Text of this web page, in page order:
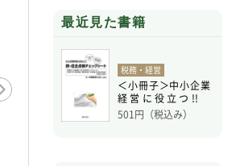
最近見た書籍
税務・経営
＜小冊子＞中小企業
経営に役立つ!!
新・
501円（税込み）